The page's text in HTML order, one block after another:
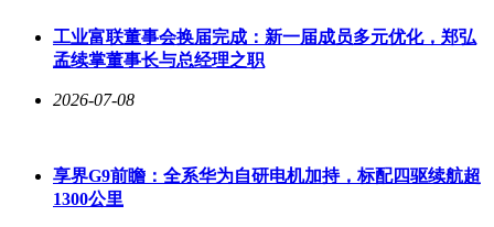
工业富联董事会换届完成：新一届成员多元优化，郑弘
孟续掌董事长与总经理之职
2026-07-08
享界G9前瞻：全系华为自研电机加持，标配四驱续航超
1300公里